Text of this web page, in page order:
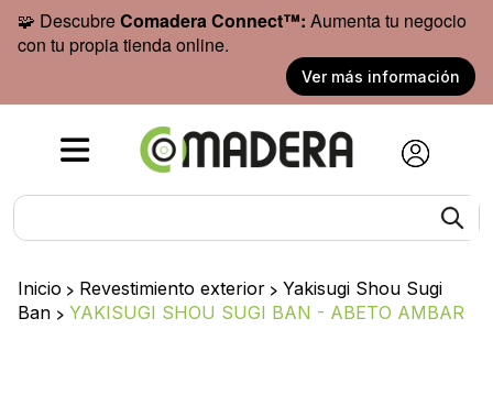
🧩 DescubreComadera Connect™: Aumenta tu negocio
con tu propia tienda online.
Ver más información
Inicio > Revestimiento exterior > Yakisugi Shou Sugi
Ban > YAKISUGI SHOU SUGI BAN - ABETO AMBAR